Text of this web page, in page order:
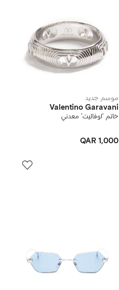
موسم جديد
Valentino Garavani
خاتم 'اوفاليت' معدني
QAR 1,000